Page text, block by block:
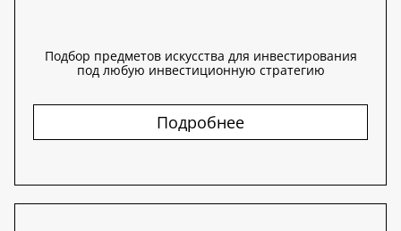
Подбор предметов искусства для инвестирования
под любую инвестиционную стратегию
Подробнее